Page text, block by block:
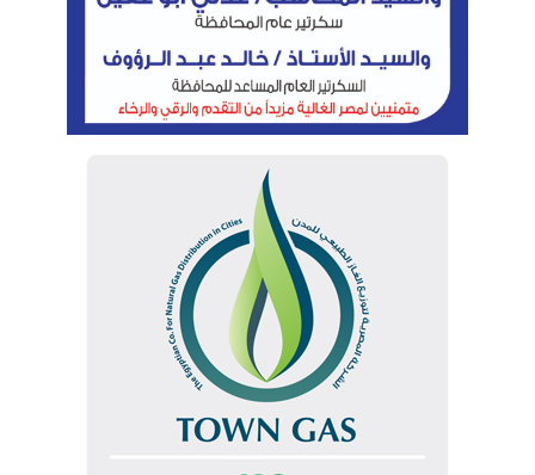
السويس، حيث تم جذب19 شركة للعمل داخل المنطقة
الصناعية بالسخنة، ويعد مشروع نيو انرجي جلاس هو
أكبرها من حيث المساحة وحجم الاستثمارات.
لاستثمارات صينية تقام داخل المنطقة الاقتصادية لقناة
وبإجمالي مساحات تصل إلى مليون ومائتي ألف متر مربع،
وذلك على هامش الجولة الترويجية التي قام بها رئيس
المنطقة الاقتصادية لقناة السويس بدولة الصين في